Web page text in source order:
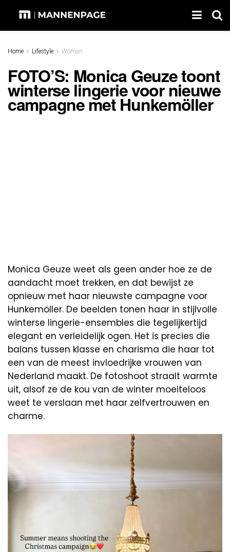
Home Lifestyle Woman
FOTO’S: Monica Geuze toont
winterse lingerie voor nieuwe
campagne met Hunkemöller
Monica Geuze weet als geen ander hoe ze de
aandacht moet trekken, en dat bewijst ze
opnieuw met haar nieuwste campagne voor
Hunkemöller. De beelden tonen haar in stijlvolle
winterse lingerie-ensembles die tegelijkertijd
elegant en verleidelijk ogen. Het is precies die
balans tussen klasse en charisma die haar tot
een van de meest invloedrijke vrouwen van
Nederland maakt. De fotoshoot straalt warmte
uit, alsof ze de kou van de winter moeiteloos
weet te verslaan met haar zelfvertrouwen en
charme.